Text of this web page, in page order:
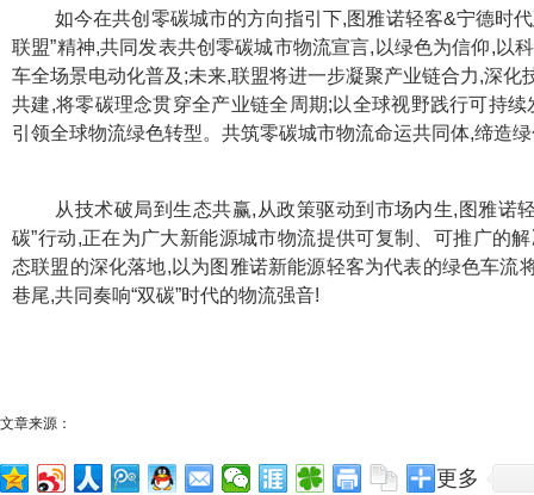
如今在共创零碳城市的方向指引下,图雅诺轻客&宁德时
联盟”精神,共同发表共创零碳城市物流宣言,以绿色为信仰,以
车全场景电动化普及;未来,联盟将进一步凝聚产业链合力,深化
共建,将零碳理念贯穿全产业链全周期;以全球视野践行可持
引领全球物流绿色转型。共筑零碳城市物流命运共同体,缔造
从技术破局到生态共赢,从政策驱动到市场内生,图雅诺
碳”行动,正在为广大新能源城市物流提供可复制、可推广的
态联盟的深化落地,以为图雅诺新能源轻客为代表的绿色车流
巷尾,共同奏响“双碳”时代的物流强音!
文章来源：
更多